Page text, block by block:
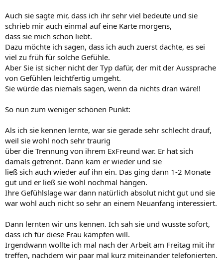
Auch sie sagte mir, dass ich ihr sehr viel bedeute und sie
schrieb mir auch einmal auf eine Karte morgens,
dass sie mich schon liebt.
Dazu möchte ich sagen, dass ich auch zuerst dachte, es sei
viel zu früh für solche Gefühle.
Aber Sie ist sicher nicht der Typ dafür, der mit der Aussprache
von Gefühlen leichtfertig umgeht.
Sie würde das niemals sagen, wenn da nichts dran wäre!!
So nun zum weniger schönen Punkt:
Als ich sie kennen lernte, war sie gerade sehr schlecht drauf,
weil sie wohl noch sehr traurig
über die Trennung von ihrem ExFreund war. Er hat sich
damals getrennt. Dann kam er wieder und sie
ließ sich auch wieder auf ihn ein. Das ging dann 1-2 Monate
gut und er ließ sie wohl nochmal hängen.
Ihre Gefühlslage war dann natürlich absolut nicht gut und sie
war wohl auch nicht so sehr an einem Neuanfang interessiert.
Dann lernten wir uns kennen. Ich sah sie und wusste sofort,
dass ich für diese Frau kämpfen will.
Irgendwann wollte ich mal nach der Arbeit am Freitag mit ihr
treffen, nachdem wir paar mal kurz miteinander telefonierten.